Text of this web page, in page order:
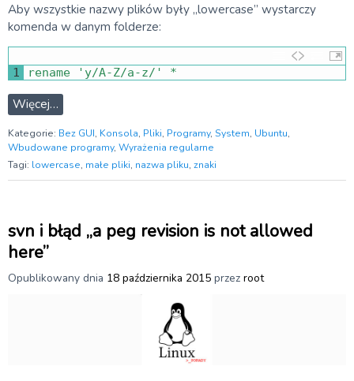
Aby wszystkie nazwy plików były „lowercase” wystarczy
komenda w danym folderze:
1 rename 'y/A-Z/a-z/' *
Więcej…
Kategorie: Bez GUI, Konsola, Pliki, Programy, System, Ubuntu,
Wbudowane programy, Wyrażenia regularne
Tagi: lowercase, małe pliki, nazwa pliku, znaki
svn i błąd „a peg revision is not allowed
here”
Opublikowany dnia 18 października 2015 przez root